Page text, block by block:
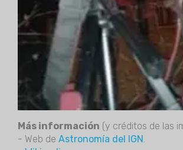
Más información (y créditos de las
- Web de Astronomía del IGN.